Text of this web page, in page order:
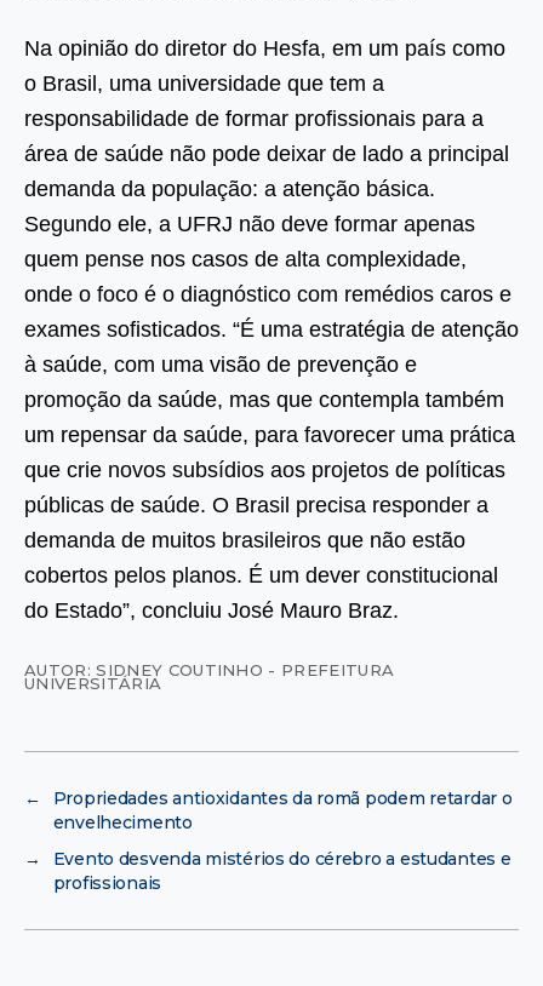
Na opinião do diretor do Hesfa, em um país como
o Brasil, uma universidade que tem a
responsabilidade de formar profissionais para a
área de saúde não pode deixar de lado a principal
demanda da população: a atenção básica.
Segundo ele, a UFRJ não deve formar apenas
quem pense nos casos de alta complexidade,
onde o foco é o diagnóstico com remédios caros e
exames sofisticados. “É uma estratégia de atenção
à saúde, com uma visão de prevenção e
promoção da saúde, mas que contempla também
um repensar da saúde, para favorecer uma prática
que crie novos subsídios aos projetos de políticas
públicas de saúde. O Brasil precisa responder a
demanda de muitos brasileiros que não estão
cobertos pelos planos. É um dever constitucional
do Estado”, concluiu José Mauro Braz.
AUTOR: SIDNEY COUTINHO - PREFEITURA
UNIVERSITÁRIA
←
Propriedades antioxidantes da romã podem retardar o
envelhecimento
→
Evento desvenda mistérios do cérebro a estudantes e
profissionais